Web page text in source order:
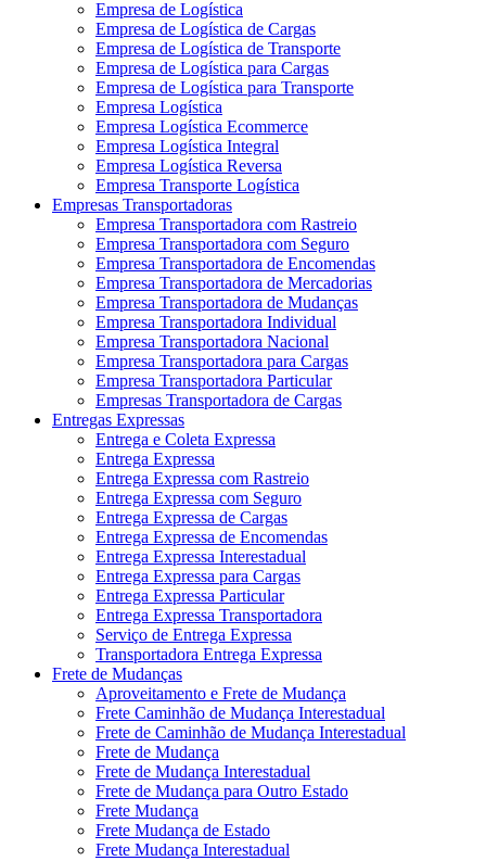
Empresa de Logística
Empresa de Logística de Cargas
Empresa de Logística de Transporte
Empresa de Logística para Cargas
Empresa de Logística para Transporte
Empresa Logística
Empresa Logística Ecommerce
Empresa Logística Integral
Empresa Logística Reversa
Empresa Transporte Logística
Empresas Transportadoras
Empresa Transportadora com Rastreio
Empresa Transportadora com Seguro
Empresa Transportadora de Encomendas
Empresa Transportadora de Mercadorias
Empresa Transportadora de Mudanças
Empresa Transportadora Individual
Empresa Transportadora Nacional
Empresa Transportadora para Cargas
Empresa Transportadora Particular
Empresas Transportadora de Cargas
Entregas Expressas
Entrega e Coleta Expressa
Entrega Expressa
Entrega Expressa com Rastreio
Entrega Expressa com Seguro
Entrega Expressa de Cargas
Entrega Expressa de Encomendas
Entrega Expressa Interestadual
Entrega Expressa para Cargas
Entrega Expressa Particular
Entrega Expressa Transportadora
Serviço de Entrega Expressa
Transportadora Entrega Expressa
Frete de Mudanças
Aproveitamento e Frete de Mudança
Frete Caminhão de Mudança Interestadual
Frete de Caminhão de Mudança Interestadual
Frete de Mudança
Frete de Mudança Interestadual
Frete de Mudança para Outro Estado
Frete Mudança
Frete Mudança de Estado
Frete Mudança Interestadual